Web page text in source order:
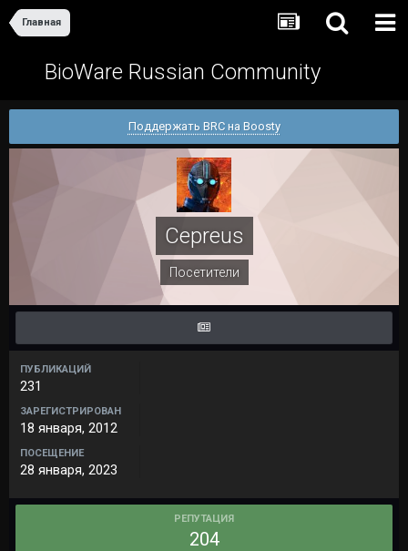
Главная
BioWare Russian Community
Поддержать BRC на Boosty
Cepreus
Посетители
ПУБЛИКАЦИЙ
231
ЗАРЕГИСТРИРОВАН
18 января, 2012
ПОСЕЩЕНИЕ
28 января, 2023
РЕПУТАЦИЯ
204